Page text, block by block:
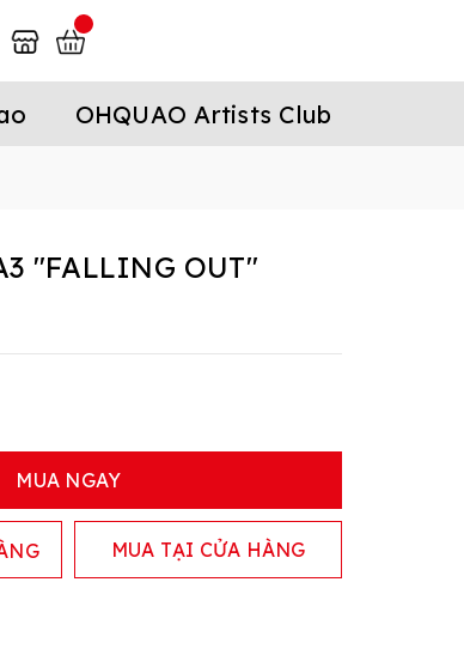
OHQUAO Artists Club
"FALLING OUT"
MUA NGAY
MUA TẠI CỬA HÀNG